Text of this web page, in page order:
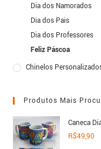
Dia dos Namorados
Dia dos Pais
Dia dos Professores
Feliz Páscoa
Chinelos
Produtos Mais
Caneca
R$49,90